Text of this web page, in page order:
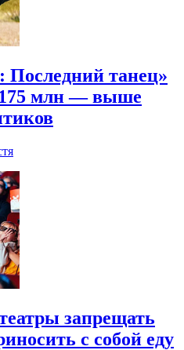
танец»
175 млн — выше
запрещать
с собой еду